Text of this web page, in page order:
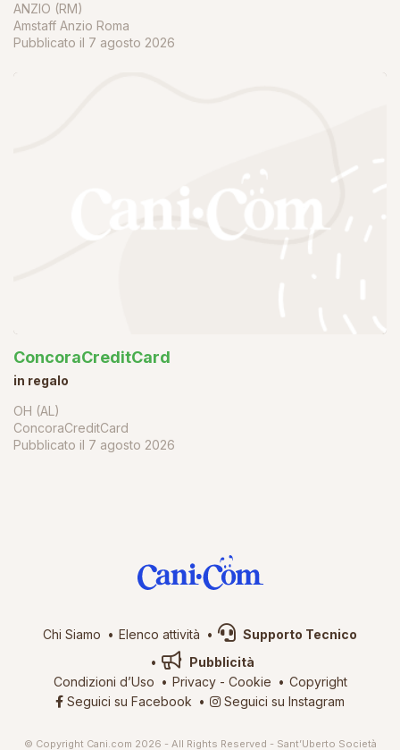
ANZIO (RM)
Amstaff Anzio Roma
Pubblicato il 7 agosto 2026
ConcoraCreditCard
in regalo
OH (AL)
ConcoraCreditCard
Pubblicato il 7 agosto 2026
Chi Siamo Elenco attività
Supporto Tecnico
Pubblicità
Condizioni d’Uso
Privacy- Cookie
Copyright
Seguici su Facebook
Seguici su Instagram
© Copyright Cani.com 2026 - All Rights Reserved - Sant’Uberto Società